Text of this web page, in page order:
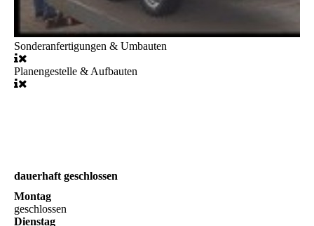
Sonderanfertigungen & Umbauten
Planengestelle & Aufbauten
dauerhaft geschlossen
Montag
geschlossen
Dienstag